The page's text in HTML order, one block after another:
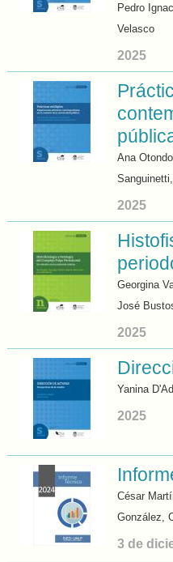
Pedro
Velasco
2025
Ana
2025
Georgina
José
2025
Yanina
2025
César
González,
3 de